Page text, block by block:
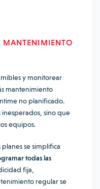
MANTENIMIENTO
y monitorear
mantenimiento
no planificado.
inesperados, sino que
equipos.
se simplifica
todas las
fija,
regular se